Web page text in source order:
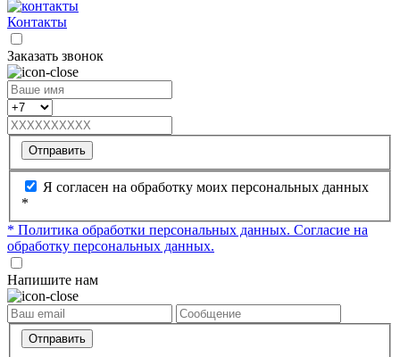
Контакты
Заказать звонок
Отправить
Я согласен на обработку моих персональных данных
*
* Политика обработки персональных данных. Согласие на
обработку персональных данных.
Напишите нам
Отправить